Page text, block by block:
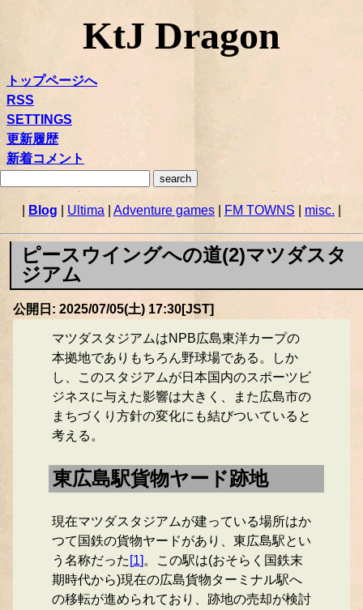
KtJ Dragon
トップページへ
RSS
SETTINGS
更新履歴
新着コメント
Blog Ultima Adventure games FM TOWNS| misc.
ピースウイングへの道(2)マツダスタ
ジアム
公開日: 2025/07/05(土) 17:30[JST]
マツダスタジアムはNPB広島東洋カープの
本拠地でありもちろん野球場である。しか
し、このスタジアムが日本国内のスポーツビ
ジネスに与えた影響は大きく、また広島市の
まちづくり方針の変化にも結びついていると
考える。
東広島駅貨物ヤード跡地
現在マツダスタジアムが建っている場所はか
つて国鉄の貨物ヤードがあり、東広島駅とい
う名称だった [1] 。この駅は(おそらく国鉄末
期時代から)現在の広島貨物ターミナル駅へ
の移転が進められており、跡地の売却が検討